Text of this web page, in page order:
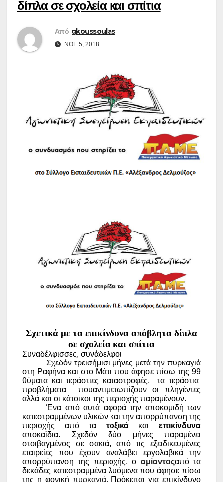
δίπλα σε σχολεία και σπίτια
Από gkoussoulas
ΝΟΈ 5, 2018
Σχετικά με τα επικίνδυνα απόβλητα δίπλα
σε σχολεία και σπίτια
Συναδέλφισσες, συνάδελφοι
Σχεδόν τρεισήμισι μήνες μετά την πυρκαγιά
στη Ραφήνα και στο Μάτι που άφησε πίσω της 99
θύματα και τεράστιες καταστροφές,
τα τεράστια
προβλήματα
πουαντιμετωπίζουν οι πληγέντες
αλλά και οι κάτοικοι της περιοχής παραμένουν.
Ένα από αυτά αφορά την αποκομιδή των
κατεστραμμένων υλικών και την απορρύπανση της
περιοχής από τα τοξικάκαιεπικίνδυνα
αποκαΐδια. Σχεδόν δύο μήνες παραμένει
στοιβαγμένος σε σακιά, από τις εξειδικευμένες
εταιρείες που έχουν αναλάβει εργολαβικά την
απορρύπανση της περιοχής, ο αμίαντοςαπό τα
δεκάδες κατεστραμμένα λυόμενα που άφησε πίσω
της η φονική πυρκαγιά. Πρόκειται για επικίνδυνο